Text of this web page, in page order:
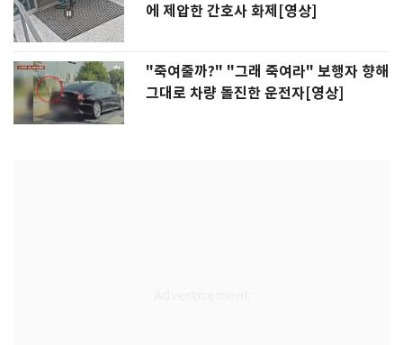
에 제압한 간호사 화제[영상]
"죽여줄까?" "그래 죽여라" 보행자 향해
그대로 차량 돌진한 운전자[영상]